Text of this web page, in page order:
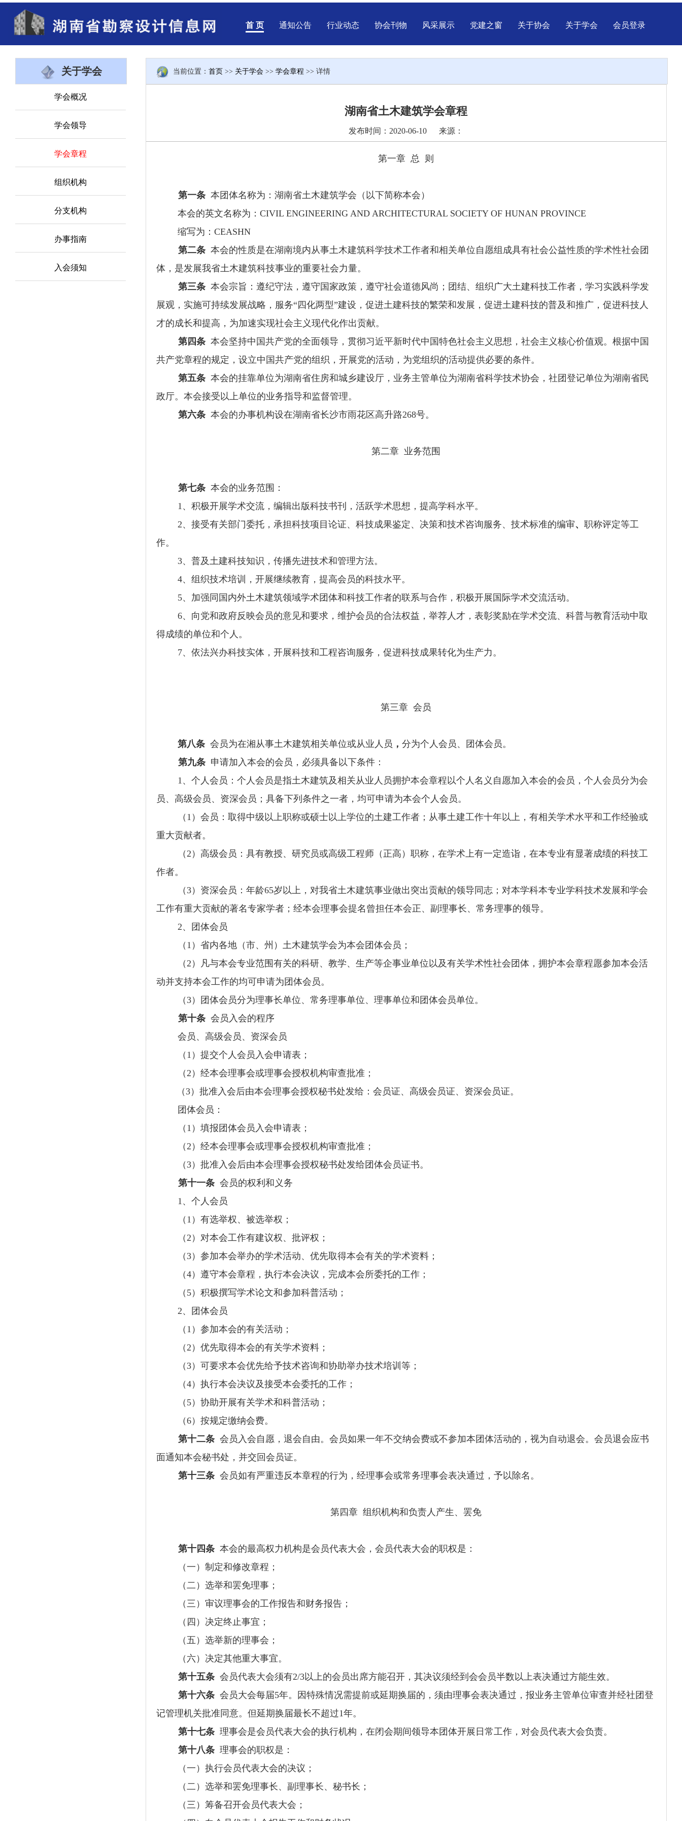
首 页 通知公告 行业动态 协会刊物 风采展示 党建之窗 关于协会 关于学会 会员登录
关于学会
学会概况
学会领导
学会章程
组织机构
分支机构
办事指南
入会须知
当前位置： 首页 >> 关于学会>> 学会章程 >> 详情
湖南省土木建筑学会章程
发布时间：2020-06-10 来源：
第一章 总 则
第一条 本团体名称为：湖南省土木建筑学会（以下简称本会）
本会的英文名称为：CIVIL ENGINEERING AND ARCHITECTURAL SOCIETY OF HUNAN PROVINCE
缩写为：CEASHN
第二条 本会的性质是在湖南境内从事土木建筑科学技术工作者和相关单位自愿组成具有社会公益性质的学术性社会团
体，是发展我省土木建筑科技事业的重要社会力量。
第三条 本会宗旨：遵纪守法，遵守国家政策，遵守社会道德风尚；团结、组织广大土建科技工作者， 学习实践科学发
展观，实施可持续发展战略，服务“四化两型”建设， 促进土建科技的繁荣和发展，促进土建科技的普及和推广，促进科技人
才的成长和提高，为加速实现社会主义现代化作出贡献。
第四条 本会坚持中国共产党的全面领导，贯彻习近平新时代中国特色社会主义思想，社会主义核心价值观。根据中国
共产党章程的规定，设立中国共产党的组织，开展党的活动，为党组织的活动提供必要的条件。
第五条 本会的挂靠单位为湖南省住房和城乡建设厅，业务主管单位为湖南省科学技术协会，社团登记单位为湖南省民
政厅。本会接受以上单位的业务指导和监督管理。
第六条 本会的办事机构设在湖南省长沙市雨花区高升路268号。
第二章 业务范围
第七条 本会的业务范围：
1、积极开展学术交流，编辑出版科技书刊，活跃学术思想，提高学科水平。
2、接受有关部门委托，承担科技项目论证、科技成果鉴定、决策和技术咨询服务、技术标准的编审、职称评定等工
作。
3、普及土建科技知识，传播先进技术和管理方法。
4、组织技术培训，开展继续教育，提高会员的科技水平。
5、加强同国内外土木建筑领域学术团体和科技工作者的联系与合作，积极开展国际学术交流活动。
6、向党和政府反映会员的意见和要求，维护会员的合法权益，举荐人才，表彰奖励在学术交流、科普与教育活动中取
得成绩的单位和个人。
7、依法兴办科技实体，开展科技和工程咨询服务，促进科技成果转化为生产力。
第三章 会员
第八条 会员为在湘从事土木建筑相 关单位或从业人员 ， 分为个人会员、团体会员。
第九条 申请加入本会的会员，必须具备以下条件：
1、个人会员：个人会员是指土木建筑及相关从业人员拥护本会章程以个人名义自愿加入本会的会员，个人会员分为会
员、高级会员、资深会员；具备下列条件之一者，均可申请为本会个人会员。
（ 1 ）会员：取得中级以上职称或硕士以上学位的土建工作者；从事土建工作十年以上，有相关学术水平和工作经验或
重大贡献者。
（2 ）高级会员：具有教授、研究员或高级工程师（正高）职称，在学术上有一定造诣，在本专业有显著成绩的科技工
作者。
（3）资深会员：年龄65岁以上，对我省土木建筑事业做出突出贡献的领导同志；对本学科本专业学科技术发展和学会
工作有重大贡献的著名专家学者；经本会理事会提名曾担任本会正、副理事长、常务理事的领导。
2、团体会员
（ 1 ）省内各地（市、州）土木建筑学会为本会团体会员；
（2 ）凡与本会专业范围有关的科研、教学、生产等企事业单位以及有关学术性社会团体，拥护本会章程愿参加本会活
动并支持本会工作的均可申请为团体会员。
（3）团体会员分为理事长单位、常务理事单位、理事单位和团体会员单位。
第十条 会员入会的程序
会员、高级会员、资深会员
（ 1）提交个人会员入会申请表；
（2）经本会理事会或理事会授权机构审查批准；
（3）批准入会后由本会理事会授权秘书处发给： 会员证、高级会员证、资深会员证。
团体会员：
（ 1）填报 团体会员入会申请表；
（2）经本会理事会或理事会授权机构审查批准；
（3）批准入会后由本会理事会授权秘书处发给团体会员证书。
第十一条 会员的权利和义务
1、个人会员
（ 1 ）有选举权、被选举权；
（2 ）对本会工作有建议权、批评权；
（3）参加本会举办的学术活动、优先取得本会有关的学术资料；
（4）遵守本会章程，执行本会决议，完成本会所委托的工作；
（ 5）积极撰写学术论文和参加科普活动；
2、团体会员
（ 1 ）参加本会的有关活动；
（2 ）优先取得本会的有关学术资料；
（3）可要求本会优先给予技术咨询和协助举办技术培训等；
（4）执行本会决议及接受本会委托的工作；
（ 5）协助开展有关学术和科普活动；
（6）按规定缴纳会费。
第十二条 会员入会自愿，退会自由。会员如果一年不交纳会费或不参加本团体活动的，视为自动退会。会员退会应书
面通知本会秘书处，并交回会员证。
第十三条 会员如有严重违反本章程的行为，经理事会或常务理事会表决通过，予以除名。
第四章 组织机构和负责人产生、罢免
第十四条 本会的最高权力机构是会员代表大会， 会员代表大会的职权是：
（一）制定和修改章程；
（二）选举和罢免理事；
（三）审议理事会的工作报告和财务报告；
（四）决定终止事宜；
（五）选举新的理事会；
（六）决定其他重大事宜。
第十五条 会员代表大会须有2/3以上的会员出席方能召开，其决议须经到会会员半数以上表决通过方能生效。
第十六条 会员大会每届5年。因特殊情况需提前或延期换届的，须由理事会表决通过，报业务主管单位审查并经社团登
记管理机关批准同意。但延期换届最长不超过1年。
第十七条 理事会是会员代表大会的执行机构，在闭会期间领导本团体开展日常工作，对会员代表大会负责。
第十八条 理事会的职权是：
（一）执行会员代表大会的决议；
（二）选举和罢免理事长、副理事长、秘书长；
（三）筹备召开会员代表大会；